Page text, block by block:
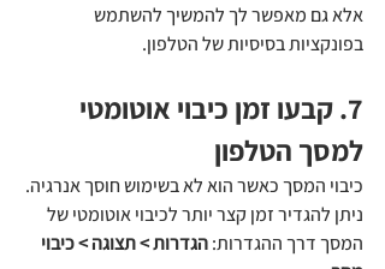
אלא גם מאפשר לך להמשיך להשתמש
בפונקציות בסיסיות של הטלפון.
7. קבעו זמן כיבוי אוטומטי
למסך הטלפון
כיבוי המסך כאשר הוא לא בשימוש חוסך אנרגיה.
ניתן להגדיר זמן קצר יותר לכיבוי אוטומטי של
המסך דרך ההגדרות: הגדרות > תצוגה > כיבוי